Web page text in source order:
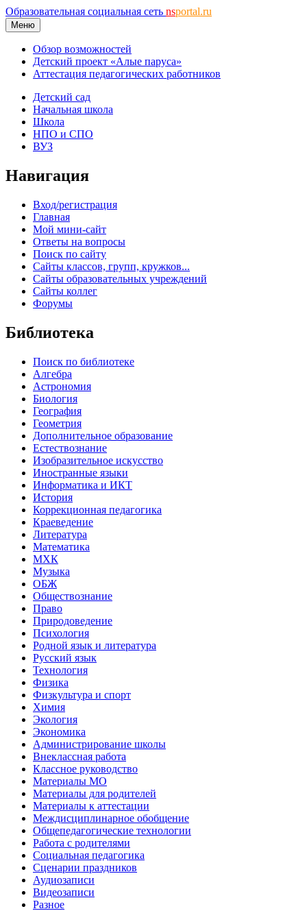
Образовательная социальная сеть nsportal.ru
Меню
Обзор возможностей
Детский проект «Алые паруса»
Аттестация педагогических работников
Детский сад
Начальная школа
Школа
НПО и СПО
ВУЗ
Навигация
Вход/регистрация
Главная
Мой мини-сайт
Ответы на вопросы
Поиск по сайту
Сайты классов, групп, кружков...
Сайты образовательных учреждений
Сайты коллег
Форумы
Библиотека
Поиск по библиотеке
Алгебра
Астрономия
Биология
География
Геометрия
Дополнительное образование
Естествознание
Изобразительное искусство
Иностранные языки
Информатика и ИКТ
История
Коррекционная педагогика
Краеведение
Литература
Математика
МХК
Музыка
ОБЖ
Обществознание
Право
Природоведение
Психология
Родной язык и литература
Русский язык
Технология
Физика
Физкультура и спорт
Химия
Экология
Экономика
Администрирование школы
Внеклассная работа
Классное руководство
Материалы МО
Материалы для родителей
Материалы к аттестации
Междисциплинарное обобщение
Общепедагогические технологии
Работа с родителями
Социальная педагогика
Сценарии праздников
Аудиозаписи
Видеозаписи
Разное